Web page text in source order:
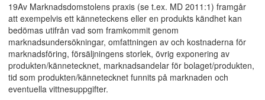
19Av Marknadsdomstolens praxis (se t.ex. MD 2011:1) framgår
att exempelvis ett känneteckens eller en produkts kändhet kan
bedömas utifrån vad som framkommit genom
marknadsundersökningar, omfattningen av och kostnaderna för
marknadsföring, försäljningens storlek, övrig exponering av
produkten/kännetecknet, marknadsandelar för bolaget/produkten,
tid som produkten/kännetecknet funnits på marknaden och
eventuella vittnesuppgifter.